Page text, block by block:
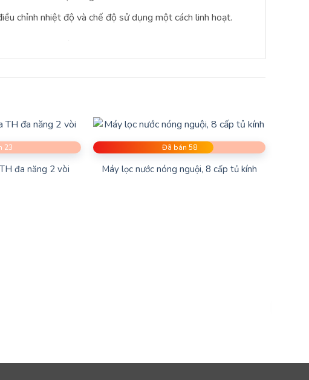
chỉnh nhiệt độ và chế độ sử dụng một cách linh hoạt.
Tín Chất Lượng?
lớn.
tiện ích mà còn là sự lựa chọn hàng đầu cho cuộc sống
23
đa năng 2 vòi
Đã bán 58
Máy lọc nước nóng nguội, 8 cấp tủ kính